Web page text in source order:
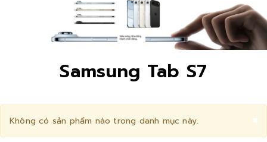
Samsung Tab S7
×
Không có sản phẩm nào trong danh mục này.